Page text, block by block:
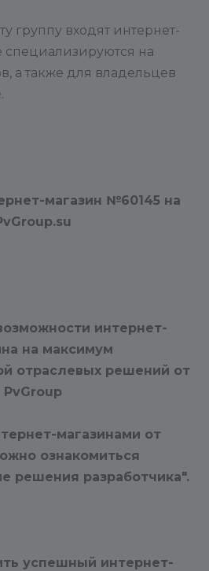
группу входят интернет-
специализируются на
а также для владельцев
магазин №60145 на
интернет-
на максимум
отраслевых решений от
PvGroup
магазинами от
ознакомиться
решения разработчика".
успешный интернет-